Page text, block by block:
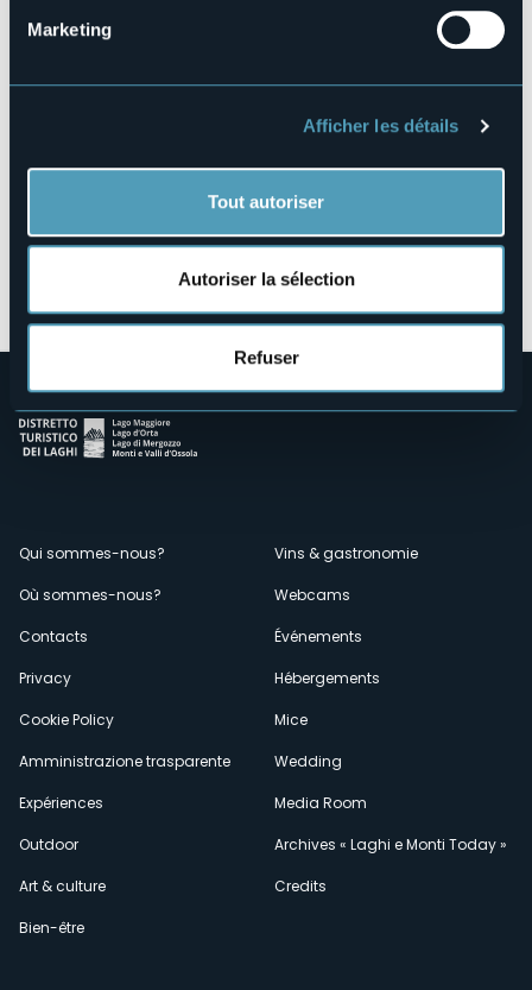
Marketing
Afficher les détails
Tout autoriser
Autoriser la sélection
Refuser
28041 - ARONA (NO)
Ouvrir la carte
Menù
secondario
Qui sommes-nous?
Où sommes-nous?
Contacts
Privacy
Cookie Policy
Amministrazione trasparente
Expériences
Outdoor
Art & culture
Bien-être
Vins & gastronomie
Webcams
Événements
Hébergements
Mice
Wedding
Media Room
Archives « Laghi e Monti Today »
Credits